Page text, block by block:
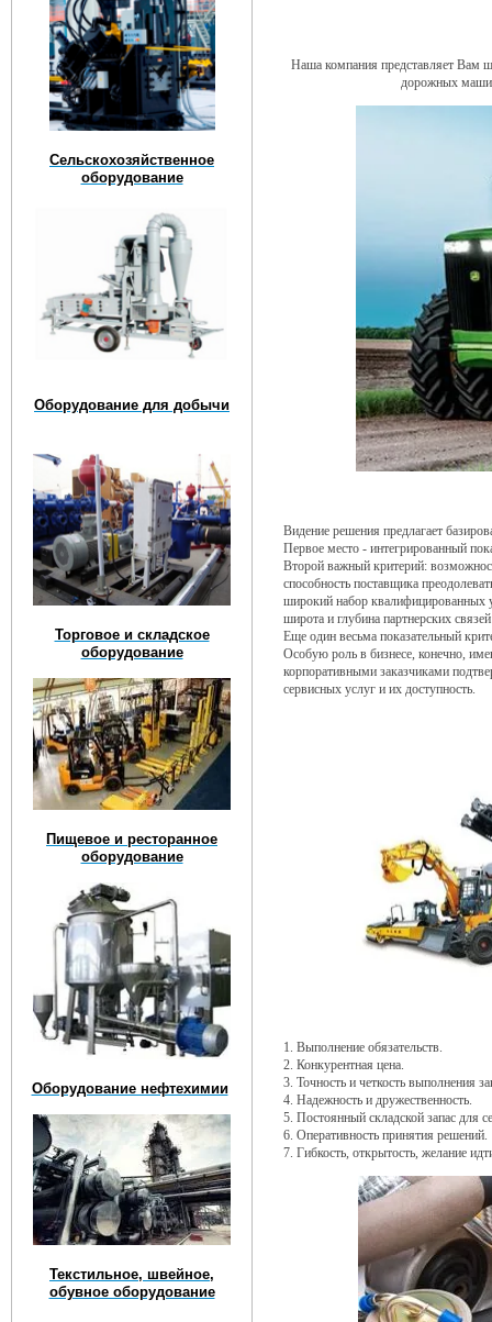
Сельскохозяйственное
оборудование
Оборудование для добычи
Торговое и складское
оборудование
Пищевое и ресторанное
оборудование
Оборудование нефтехимии
Текстильное, швейное,
обувное оборудование
Наша компания представляет Вам
дорожных
Видение решения предлагает
Первое место - интегрированный
Второй важный критерий:
способность поставщика
широкий набор квалифицированных
широта и глубина партнерских
Еще один весьма показательный
Особую роль в бизнесе, конечно,
корпоративными заказчиками
сервисных услуг и их доступность.
1. Выполнение обязательств.
2. Конкурентная цена.
3. Точность и четкость выполнения
4. Надежность и дружественность.
5. Постоянный складской запас для
6. Оперативность принятия решений.
7. Гибкость, открытость, желание